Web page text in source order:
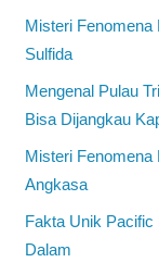
Misteri Fenomena
Sulfida
Mengenal Pulau
Bisa Dijangkau
Misteri Fenomena
Angkasa
Fakta Unik Pacific
Dalam